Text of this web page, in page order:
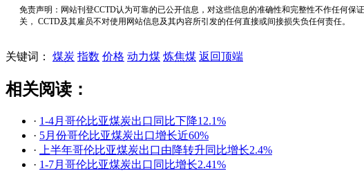
免责声明：网站刊登CCTD认为可靠的已公开信息，对这些信息的准确性和完整性不作任何
关， CCTD及其雇员不对使用网站信息及其内容所引发的任何直接或间接损失负任何责任。
关键词： 煤炭 指数 价格 动力煤 炼焦煤 返回顶端
相关阅读：
· 1-4月哥伦比亚煤炭出口同比下降12.1%
· 5月份哥伦比亚煤炭出口增长近60%
· 上半年哥伦比亚煤炭出口由降转升同比增长2.4%
· 1-7月哥伦比亚煤炭出口同比增长2.41%